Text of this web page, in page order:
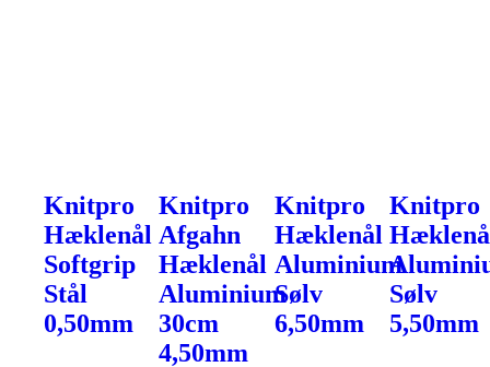
Knitpro
Hæklenål
Softgrip
Stål
0,50mm
Knitpro
Afgahn
Hæklenål
Aluminium
30cm
4,50mm
Knitpro
Hæklenål
Aluminium
Sølv
6,50mm
Knitpro
Sølv
5,50mm